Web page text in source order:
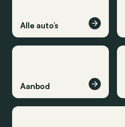
Alle auto’s
Aanbod